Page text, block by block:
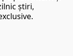
ştiri,